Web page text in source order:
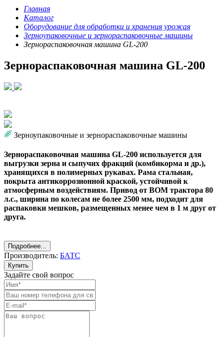
Главная
Каталог
Оборудование для обработки и хранения урожая
Зерноупаковочные и зернораспаковочные машины
Зернораспаковочная машина GL-200
Зернораспаковочная машина GL-200
Зерноупаковочные и зернораспаковочные машины
Зернораспаковочная машина GL-200 используется для
выгрузки зерна и сыпучих фракций (комбикорма и др.),
хранящихся в полимерных рукавах. Рама стальная,
покрыта антикоррозионной краской, устойчивой к
атмосферным воздействиям. Привод от ВОМ трактора 80
л.с., ширина по колесам не более 2500 мм, подходит для
распаковки мешков, размещенных менее чем в 1 м друг от
друга.
Подробнее...
Производитель: БАТС
Купить
Задайте свой вопрос